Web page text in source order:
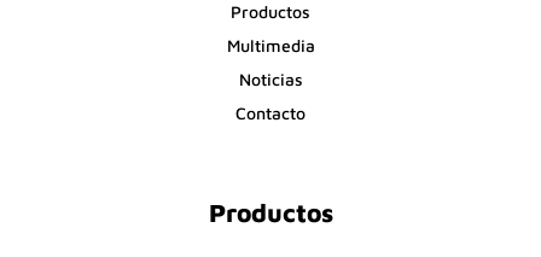
Productos
Multimedia
Noticias
Contacto
Productos